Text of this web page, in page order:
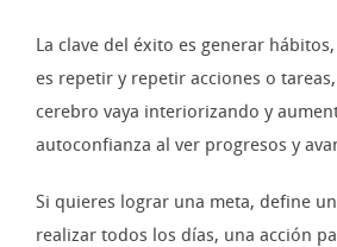
La clave del éxito es generar
es repetir y repetir acciones o
cerebro vaya interiorizando y
autoconfianza al ver progresos y
Si quieres lograr una meta, define
realizar todos los días, una acción